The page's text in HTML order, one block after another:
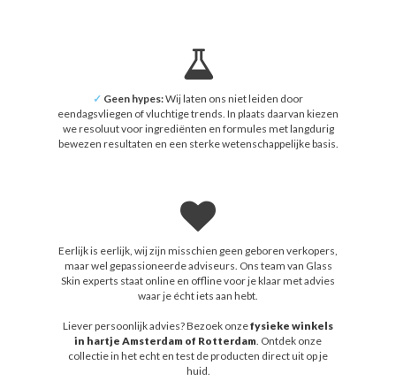
✓ Geen hypes:Wij laten ons niet leiden door
eendagsvliegen of vluchtige trends. In plaats daarvan kiezen
we resoluut voor ingrediënten en formules met langdurig
bewezen resultaten en een sterke wetenschappelijke basis.
Eerlijk is eerlijk, wij zijn misschien geen geboren verkopers,
maar wel gepassioneerde adviseurs. Ons team van Glass
Skin experts staat online en offline voor je klaar met advies
waar je écht iets aan hebt.
Liever persoonlijk advies? Bezoek onzefysieke winkels
in hartje Amsterdam of Rotterdam. Ontdek onze
collectie in het echt en test de producten direct uit op je
huid.